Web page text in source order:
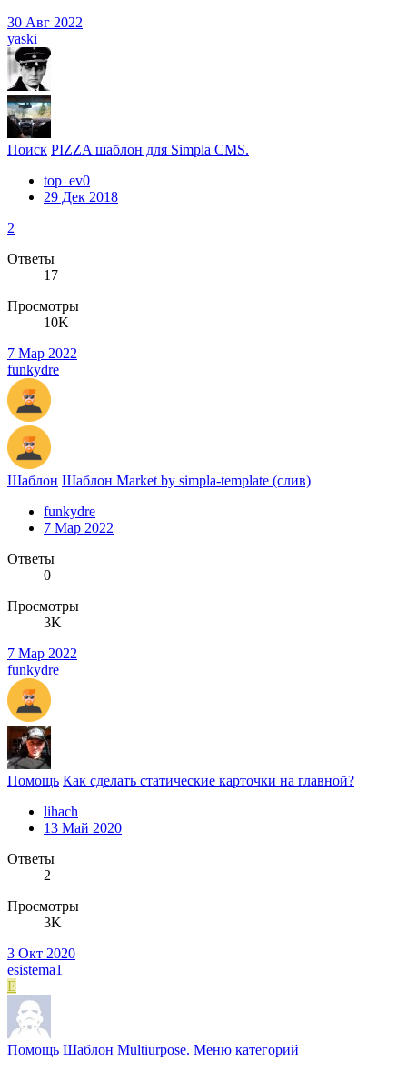
30 Авг 2022
yaski
Поиск PIZZA шаблон для Simpla CMS.
top_ev0
29 Дек 2018
2
Ответы
17
Просмотры
10K
7 Мар 2022
funkydre
Шаблон Шаблон Market by simpla-template (слив)
funkydre
7 Мар 2022
Ответы
0
Просмотры
3K
7 Мар 2022
funkydre
Помощь Как сделать статические карточки на главной?
lihach
13 Май 2020
Ответы
2
Просмотры
3K
3 Окт 2020
esistema1
E
Помощь Шаблон Multiurpose. Меню категорий